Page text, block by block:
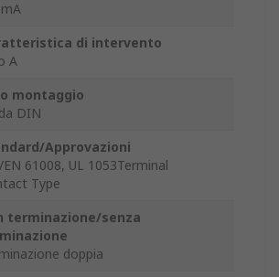
di intervento
A
montaggio
DIN
Approvazioni
EN 61008, UL 1053Terminal
Type
terminazione/senza
doppia